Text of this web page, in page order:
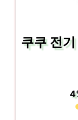
쿠쿠 전